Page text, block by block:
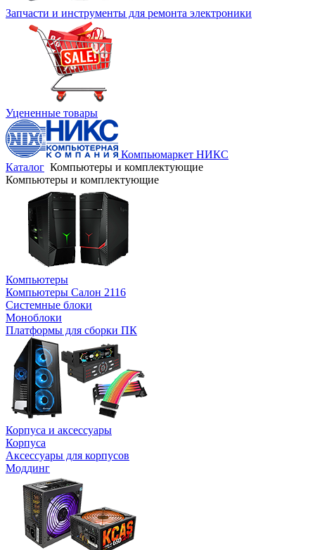
Запчасти и инструменты для ремонта электроники
Уцененные товары
Компьюмаркет НИКС
Каталог Компьютеры и комплектующие
Компьютеры и комплектующие
Компьютеры
Компьютеры Салон 2116
Системные блоки
Моноблоки
Платформы для сборки ПК
Корпуса и аксессуары
Корпуса
Аксессуары для корпусов
Моддинг